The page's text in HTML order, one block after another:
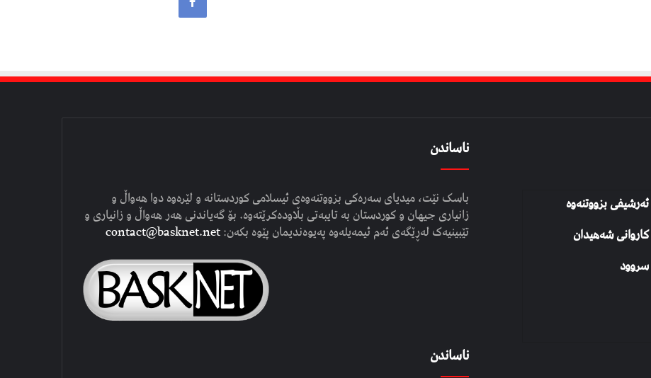
ئەرشیفی بزووتنەوە
کاروانی شەهیدان
سروود
ناساندن
باسک نێت، میدیای سەرەکی بزووتنەوەی ئیسلامی کوردستانە و لێرەوە دوا هەواڵ و
زانیاری جیهان و کوردستان بە تایبەتی بڵاودەکرێتەوە. بۆ گەیاندنی هەر هەواڵ و زانیاری و
تێبینیەک لەڕێگەی ئەم ئیمەیلەوە پەیوەندیمان پێوە بکەن:contact@basknet.net
ناساندن